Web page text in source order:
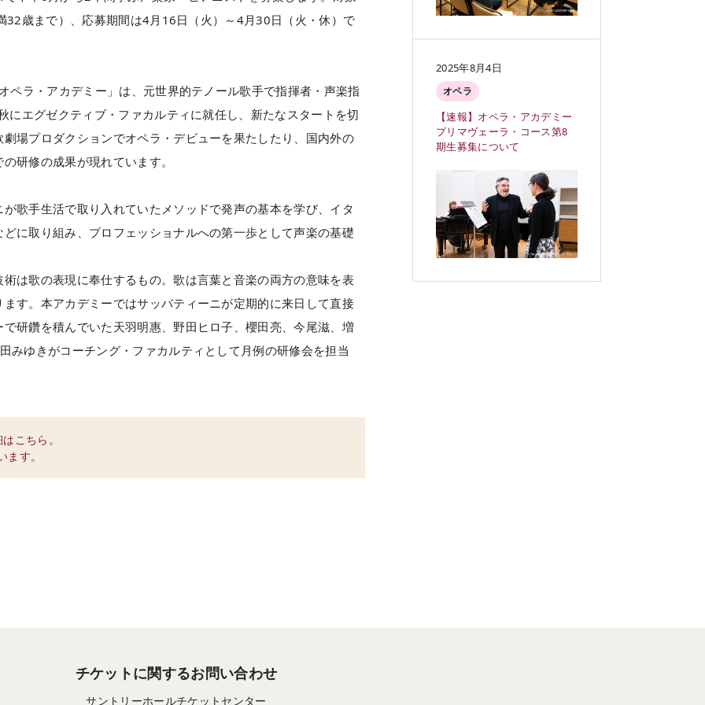
歳まで）、応募期間は4月16日（火）～4月30日（火・休）で
ペラ・アカデミー」は、元世界的テノール歌手で指揮者・声楽指
エグゼクティブ・ファカルティに就任し、新たなスタートを切
場プロダクションでオペラ・デビューを果たしたり、国内外の
研修の成果が現れています。
歌手生活で取り入れていたメソッドで発声の基本を学び、イタ
に取り組み、プロフェッショナルへの第一歩として声楽の基礎
は歌の表現に奉仕するもの。歌は言葉と音楽の両方の意味を表
す。本アカデミーではサッバティーニが定期的に来日して直接
研鑽を積んでいた天羽明惠、野田ヒロ子、櫻田亮、今尾滋、増
みゆきがコーチング・ファカルティとして月例の研修会を担当
こちら。
す。
2025年8月4日
オペラ
【速報】オペラ・アカデミー
プリマヴェーラ・コース第8
期生募集について
チケットに関するお問い合わせ
サントリーホールチケットセンター